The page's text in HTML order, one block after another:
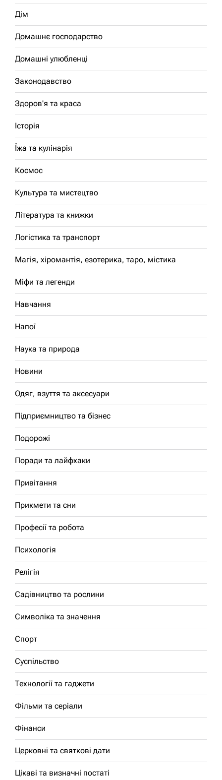
Дім
Домашнє господарство
Домашні улюбленці
Законодавство
Здоров'я та краса
Історія
Їжа та кулінарія
Космос
Культура та мистецтво
Література та книжки
Логістика та транспорт
Магія, хіромантія, езотерика, таро, містика
Міфи та легенди
Навчання
Напої
Наука та природа
Новини
Одяг, взуття та аксесуари
Підприємництво та бізнес
Подорожі
Поради та лайфхаки
Привітання
Прикмети та сни
Професії та робота
Психологія
Релігія
Садівництво та рослини
Символіка та значення
Спорт
Суспільство
Технології та гаджети
Фільми та серіали
Фінанси
Церковні та святкові дати
Цікаві та визначні постаті